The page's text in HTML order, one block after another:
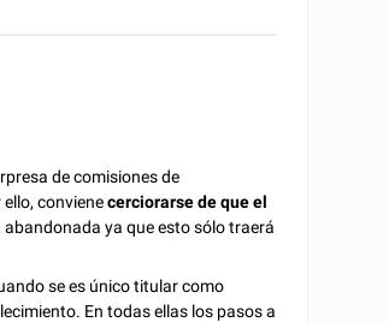
de comisiones de
ello, convienecerciorarse de que el
ya que esto sólo traerá
se es único titular como
En todas ellas los pasos a